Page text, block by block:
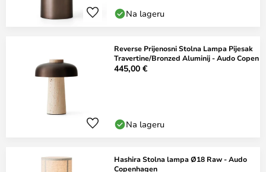
Na lageru
Reverse Prijenosni Stolna Lampa Pijesak
Travertine/Bronzed Aluminij - Audo Copen
445,00 €
Na lageru
Hashira Stolna lampa Ø18 Raw - Audo
Copenhagen